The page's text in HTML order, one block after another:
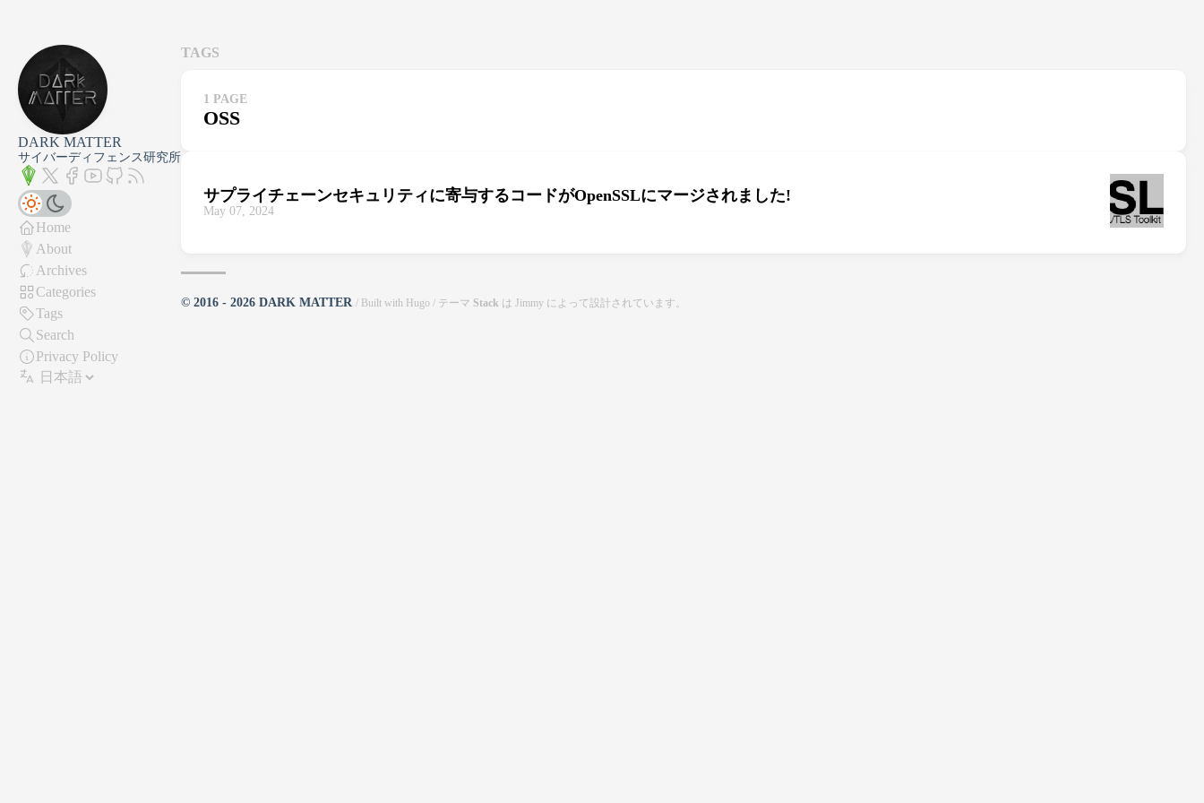
DARK MATTER
サイバーディフェンス研究所
Home
About
Archives
Categories
Tags
Search
Privacy Policy
TAGS
1 PAGE
OSS
サプライチェーンセキュリティに寄与するコードがOpenSSLにマージされました!
May 07, 2024
© 2016 - 2026 DARK MATTER / Built with Hugo / テーマ Stack は Jimmy によって設計されています。